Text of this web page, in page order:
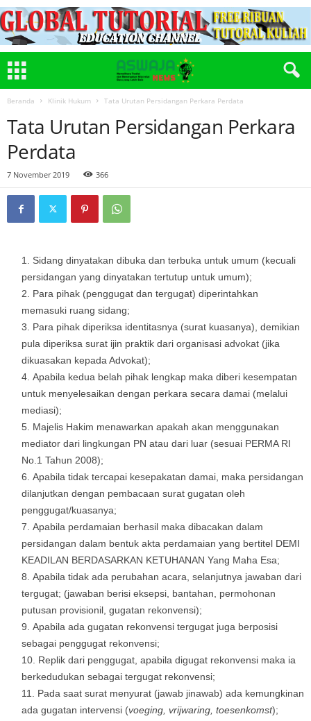
Beranda Klinik Hukum Tata Urutan Persidangan Perkara Perdata
Tata Urutan Persidangan Perkara
Perdata
7 November 2019 366
Sidang dinyatakan dibuka dan terbuka untuk umum (kecuali
persidangan yang dinyatakan tertutup untuk umum);
Para pihak (penggugat dan tergugat) diperintahkan
memasuki ruang sidang;
Para pihak diperiksa identitasnya (surat kuasanya), demikian
pula diperiksa surat ijin praktik dari organisasi advokat (jika
dikuasakan kepada Advokat);
Apabila kedua belah pihak lengkap maka diberi kesempatan
untuk menyelesaikan dengan perkara secara damai (melalui
mediasi);
Majelis Hakim menawarkan apakah akan menggunakan
mediator dari lingkungan PN atau dari luar (sesuai PERMA RI
No.1 Tahun 2008);
Apabila tidak tercapai kesepakatan damai, maka persidangan
dilanjutkan dengan pembacaan surat gugatan oleh
penggugat/kuasanya;
Apabila perdamaian berhasil maka dibacakan dalam
persidangan dalam bentuk akta perdamaian yang bertitel DEMI
KEADILAN BERDASARKAN KETUHANAN Yang Maha Esa;
Apabila tidak ada perubahan acara, selanjutnya jawaban dari
tergugat; (jawaban berisi eksepsi, bantahan, permohonan
putusan provisionil, gugatan rekonvensi);
Apabila ada gugatan rekonvensi tergugat juga berposisi
sebagai penggugat rekonvensi;
Replik dari penggugat, apabila digugat rekonvensi maka ia
berkedudukan sebagai tergugat rekonvensi;
Pada saat surat menyurat (jawab jinawab) ada kemungkinan
ada gugatan intervensi (voeging, vrijwaring, toesenkomst);